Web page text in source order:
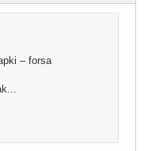
– forsa